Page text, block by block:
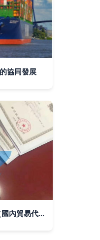
協同發展
2020年佛山市順德區注冊貿易公司（國內貿易代理）全攻略 步驟詳解與費用明細